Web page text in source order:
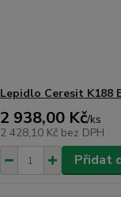
Lepidlo Ceresit K188
2 938,00 Kč/ks
2 428,10 Kč bez DPH
Přidat